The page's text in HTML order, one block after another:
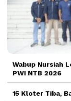
Wabup Nursiah
PWI NTB 2026
15 Kloter Tiba,